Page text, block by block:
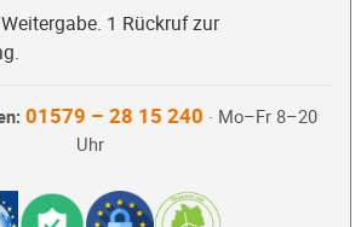
1 Rückruf zur
01579 – 28 15 240 · Mo–Fr 8–20
Uhr